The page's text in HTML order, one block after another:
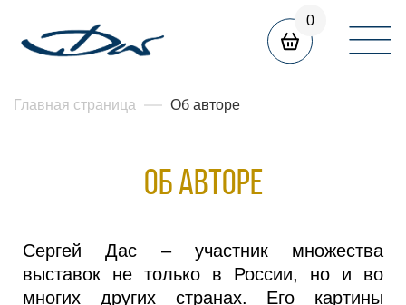
0
Главная страница Об авторе
ОБ АВТОРЕ
Сергей Дас – участник множества
выставок не только в России, но и во
многих других странах. Его картины